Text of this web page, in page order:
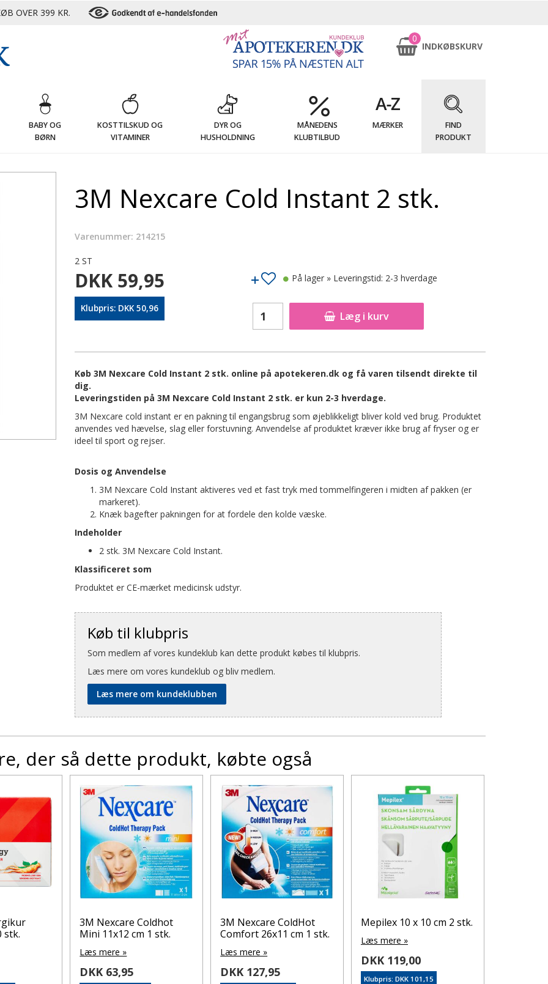
OVER 399 KR.
0
INDKØBSKURV
BABY OG
BØRN
KOSTTILSKUD OG
VITAMINER
DYR OG
HUSHOLDNING
MÅNEDENS
KLUBTILBUD
MÆRKER
FIND
PRODUKT
3M Nexcare Cold Instant 2 stk.
Varenummer: 214215
2 ST
DKK 59,95
Klubpris: DKK 50,96
Læg i kurv
På lager » Leveringstid: 2-3 hverdage
Køb 3M Nexcare Cold Instant 2 stk. online på apotekeren.dk og få varen tilsendt direkte til
dig.
Leveringstiden på 3M Nexcare Cold Instant 2 stk. er kun 2-3 hverdage.
3M Nexcare cold instant er en pakning til engangsbrug som øjeblikkeligt bliver kold ved brug. Produktet
anvendes ved hævelse, slag eller forstuvning. Anvendelse af produktet kræver ikke brug af fryser og er
ideel til sport og rejser.
Dosis og Anvendelse
3M Nexcare Cold Instant aktiveres ved et fast tryk med tommelfingeren i midten af pakken (er
markeret).
Knæk bagefter pakningen for at fordele den kolde væske.
Indeholder
2 stk. 3M Nexcare Cold Instant.
Klassificeret som
Produktet er CE-mærket medicinsk udstyr.
Køb til klubpris
Som medlem af vores kundeklub kan dette produkt købes til klubpris.
Læs mere om vores kundeklub og bliv medlem.
Læs mere om kundeklubben
der så dette produkt, købte også
stk.
3M Nexcare Coldhot
Mini 11x12 cm 1 stk.
Læs mere »
DKK 63,95
3M Nexcare ColdHot
Comfort 26x11 cm 1 stk.
Læs mere »
DKK 127,95
Mepilex 10 x 10 cm 2 stk.
Læs mere »
DKK 119,00
Klubpris: DKK 101,15